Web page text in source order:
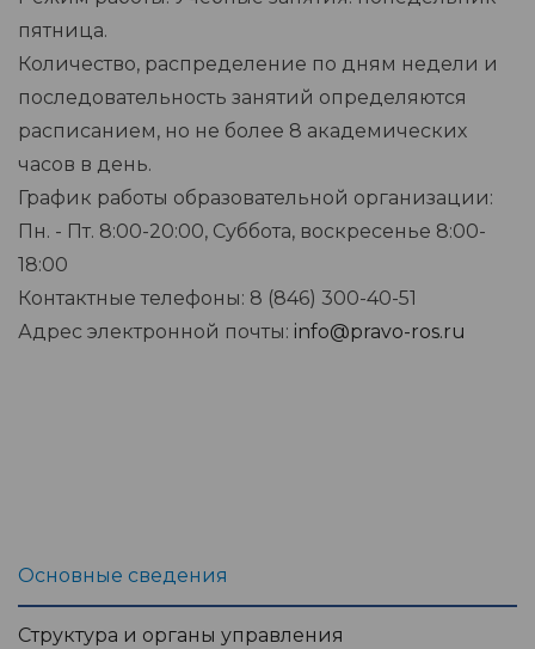
пятница.
Количество, распределение по дням недели и
последовательность занятий определяются
расписанием, но не более 8 академических
часов в день.
График работы образовательной организации:
Пн. - Пт. 8:00-20:00, Суббота, воскресенье 8:00-
18:00
Контактные телефоны: 8 (846) 300-40-51
Адрес электронной почты: info@pravo-ros.ru
Основные сведения
Структура и органы управления